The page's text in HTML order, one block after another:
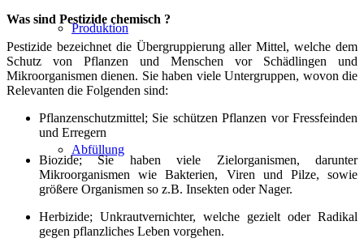
Produktion
Abfüllung
Was sind Pestizide chemisch ?
Pestizide bezeichnet die Übergruppierung aller Mittel, welche dem
Schutz von Pflanzen und Menschen vor Schädlingen und
Mikroorganismen dienen. Sie haben viele Untergruppen, wovon die
Relevanten die Folgenden sind:
Pflanzenschutzmittel; Sie schützen Pflanzen vor Fressfeinden
und Erregern
Biozide; Sie haben viele Zielorganismen, darunter
Mikroorganismen wie Bakterien, Viren und Pilze, sowie
größere Organismen so z.B. Insekten oder Nager.
Herbizide; Unkrautvernichter, welche gezielt oder Radikal
gegen pflanzliches Leben vorgehen.